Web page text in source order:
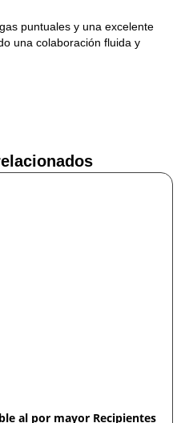
puntuales y una excelente
una colaboración fluida y
al por mayor Recipientes